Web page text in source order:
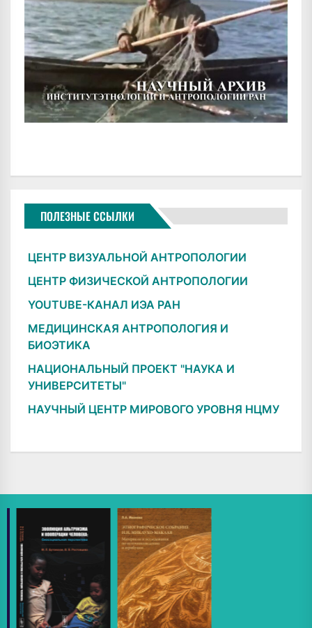
ПОЛЕЗНЫЕ ССЫЛКИ
ЦЕНТР ВИЗУАЛЬНОЙ АНТРОПОЛОГИИ
ЦЕНТР ФИЗИЧЕСКОЙ АНТРОПОЛОГИИ
YOUTUBE-КАНАЛ ИЭА РАН
МЕДИЦИНСКАЯ АНТРОПОЛОГИЯ И
БИОЭТИКА
НАЦИОНАЛЬНЫЙ ПРОЕКТ "НАУКА И
УНИВЕРСИТЕТЫ"
НАУЧНЫЙ ЦЕНТР МИРОВОГО УРОВНЯ НЦМУ